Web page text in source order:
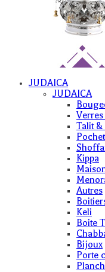
JUDAICA
JUDAICA
Talit &
Kippa
Autres
Keli
Boite
Bijoux
Porte